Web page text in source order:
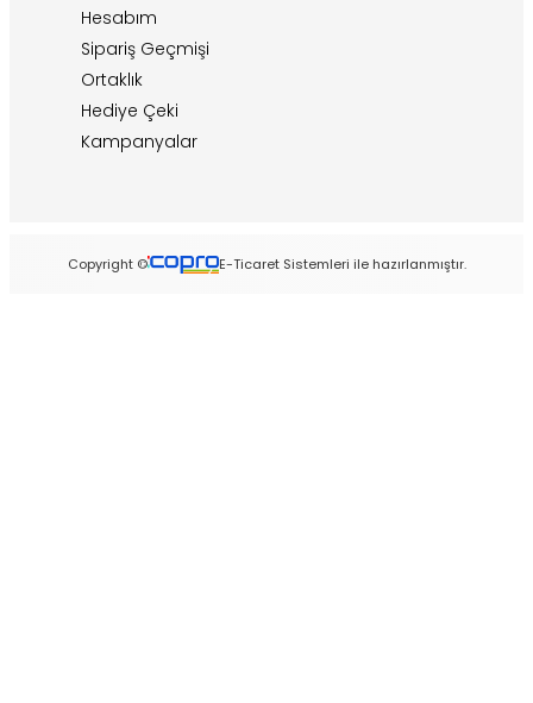
Hesabım
Sipariş Geçmişi
Ortaklık
Hediye Çeki
Kampanyalar